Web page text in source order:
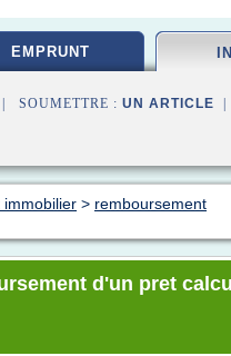
EMPRUNT
| SOUMETTRE : UN ARTICLE
immobilier > remboursement
d'un pret calcul